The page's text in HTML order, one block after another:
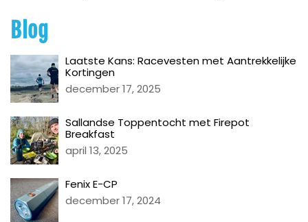
Blog
Laatste Kans: Racevesten met Aantrekkelijke
Kortingen
december 17, 2025
Sallandse Toppentocht met Firepot
Breakfast
april 13, 2025
Fenix E-CP
december 17, 2024